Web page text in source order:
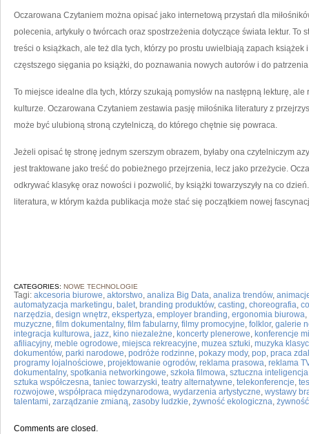
Oczarowana Czytaniem można opisać jako internetową przystań dla
polecenia, artykuły o twórcach oraz spostrzeżenia dotyczące świata lektur. To
treści o książkach, ale też dla tych, którzy po prostu uwielbiają zapach
częstszego sięgania po książki, do poznawania nowych autorów i do
To miejsce idealne dla tych, którzy szukają pomysłów na następną lekturę,
kulturze. Oczarowana Czytaniem zestawia pasję miłośnika literatury z
może być ulubioną stroną czytelniczą, do którego chętnie się powraca.
Jeżeli opisać tę stronę jednym szerszym obrazem, byłaby ona czytelniczym
jest traktowane jako treść do pobieżnego przejrzenia, lecz jako przeżycie.
odkrywać klasykę oraz nowości i pozwolić, by książki towarzyszyły na co
literatura, w którym każda publikacja może stać się początkiem nowej
CATEGORIES: NOWE TECHNOLOGIE
Tagi: akcesoria biurowe, aktorstwo, analiza Big Data, analiza trendów,
automatyzacja marketingu, balet, branding produktów, casting, choreografia,
narzędzia, design wnętrz, ekspertyza, employer branding, ergonomia biurowa,
muzyczne, film dokumentalny, film fabularny, filmy promocyjne, folklor, galerie
integracja kulturowa, jazz, kino niezależne, koncerty plenerowe, konferencje
afiliacyjny, meble ogrodowe, miejsca rekreacyjne, muzea sztuki, muzyka
dokumentów, parki narodowe, podróże rodzinne, pokazy mody, pop, praca
programy lojalnościowe, projektowanie ogrodów, reklama prasowa, reklama
dokumentalny, spotkania networkingowe, szkoła filmowa, sztuczna
sztuka współczesna, taniec towarzyski, teatry alternatywne, telekonferencje,
rozwojowe, współpraca międzynarodowa, wydarzenia artystyczne, wystawy
talentami, zarządzanie zmianą, zasoby ludzkie, żywność ekologiczna,
Comments are closed.